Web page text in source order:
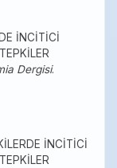
İNCİTİCİ
Dergisi.
İNCİTİCİ